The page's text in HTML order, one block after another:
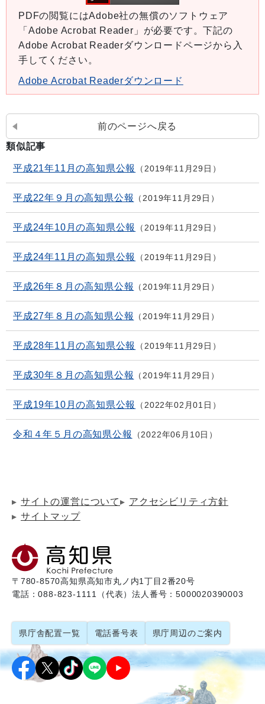
PDFの閲覧にはAdobe社の無償のソフトウェア
「Adobe Acrobat Reader」が必要です。下記の
Adobe Acrobat Readerダウンロードページから入
手してください。
Adobe Acrobat Readerダウンロード
前のページへ戻る
類似記事
平成21年11月の高知県公報 2019年11月29日
平成22年９月の高知県公報 2019年11月29日
平成24年10月の高知県公報 2019年11月29日
平成24年11月の高知県公報 2019年11月29日
平成26年８月の高知県公報 2019年11月29日
平成27年８月の高知県公報 2019年11月29日
平成28年11月の高知県公報 2019年11月29日
平成30年８月の高知県公報 2019年11月29日
平成19年10月の高知県公報 2022年02月01日
令和４年５月の高知県公報 2022年06月10日
サイトの運営について
アクセシビリティ方針
サイトマップ
〒780-8570高知県高知市丸ノ内1丁目2番20号
電話：088-823-1111（代表）法人番号：5000020390003
県庁舎配置一覧 電話番号表 県庁周辺のご案内